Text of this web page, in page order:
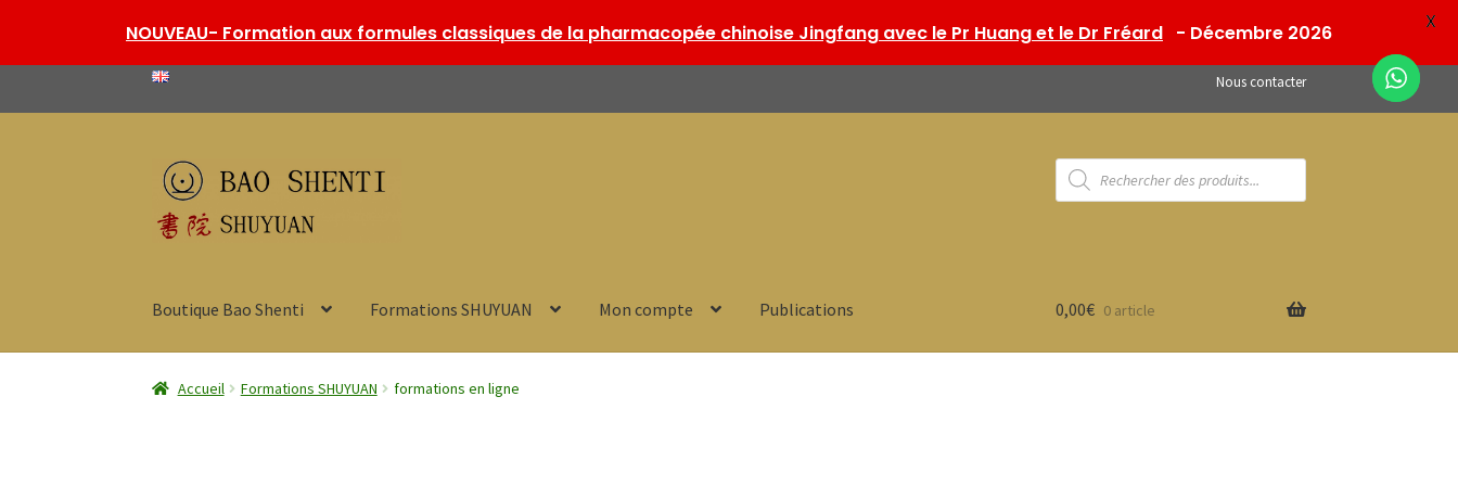
Nous contacter
Aller
la
Aller
au
contenu
Recherche
de
produits
Boutique Bao Shenti Formations SHUYUAN Mon compte Publications 0,00€ 0 article
Accueil Formations SHUYUAN formations en ligne
NOUVEAU- Formation aux formules classiques de la pharmacopée chinoise Jingfang avec le Pr Huang et le Dr Fréard - Décembre 2026 X